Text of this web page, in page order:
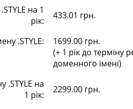
на 1
рік:
433.01 грн.
.STYLE:
1699.00 грн.
(+ 1 рік до терміну
доменного імені)
.STYLE на
1 рік:
2299.00 грн.